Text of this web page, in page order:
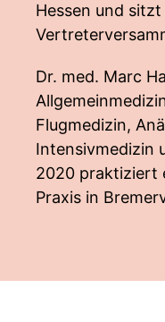
Hessen und
Dr. med. Marc
Flugmedizin,
Intensivmedizin
2020 praktiziert
Praxis in